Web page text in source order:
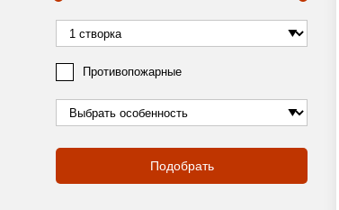
Противопожарные
Подобрать